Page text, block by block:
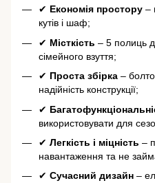
✔ Економія простору –
кутів і шаф;
✔ Місткість – 5 полиць
сімейного взуття;
✔ Проста збірка –
надійність конструкції;
✔
використовувати для
✔ Легкість і міцність –
навантаження та не
✔ Сучасний дизайн –